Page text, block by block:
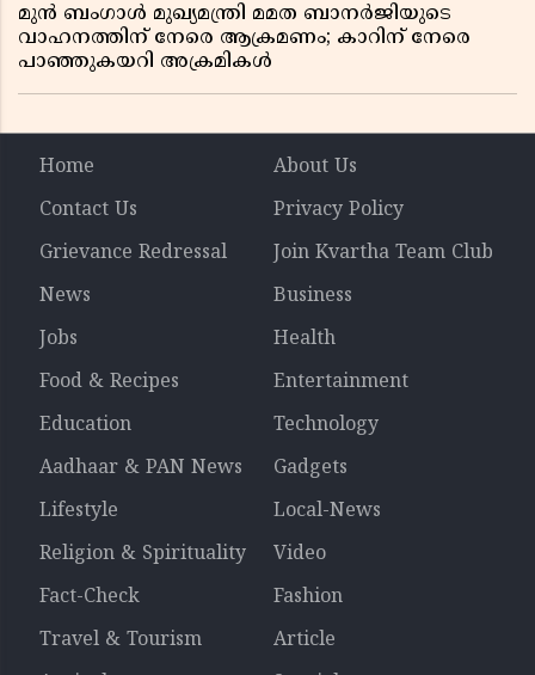
മുൻ ബംഗാൾ മുഖ്യമന്ത്രി മമത ബാനർജിയുടെ
വാഹനത്തിന് നേരെ ആക്രമണം; കാറിന് നേരെ
പാഞ്ഞുകയറി അക്രമികൾ
Home
About Us
Contact Us
Privacy Policy
Grievance Redressal
Join Kvartha Team Club
News
Business
Jobs
Health
Food & Recipes
Entertainment
Education
Technology
Aadhaar & PAN News
Gadgets
Lifestyle
Local-News
Religion & Spirituality
Video
Fact-Check
Fashion
Travel & Tourism
Article